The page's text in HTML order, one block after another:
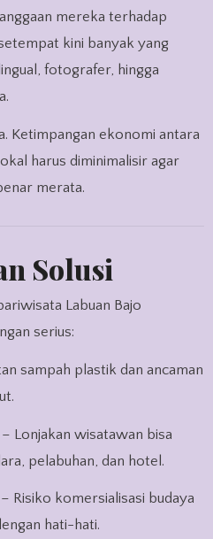
mereka terhadap
kini banyak yang
fotografer, hingga
Ketimpangan ekonomi antara
harus diminimalisir agar
merata.
Solusi
Labuan Bajo
serius:
sampah plastik dan ancaman
– Lonjakan wisatawan bisa
pelabuhan, dan hotel.
– Risiko komersialisasi budaya
hati-hati.